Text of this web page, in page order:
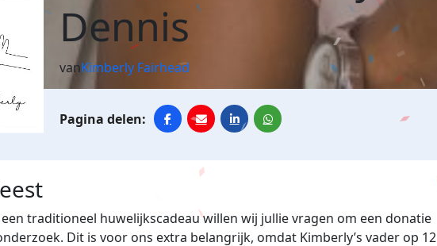
Dennis
vanKimberly Fairhead
traditioneel huwelijkscadeau willen wij jullie vragen om een donatie
Dit is voor ons extra belangrijk, omdat Kimberly’s vader op 12